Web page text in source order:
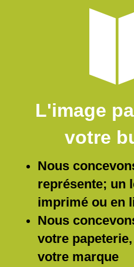
L'image
votre
Nous
représente; un
imprimé ou en
Nous
votre
votre marque